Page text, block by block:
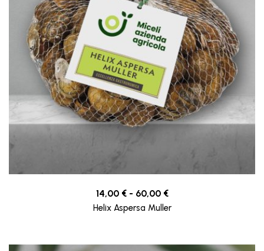
14,00 € - 60,00 €
Helix Aspersa Muller